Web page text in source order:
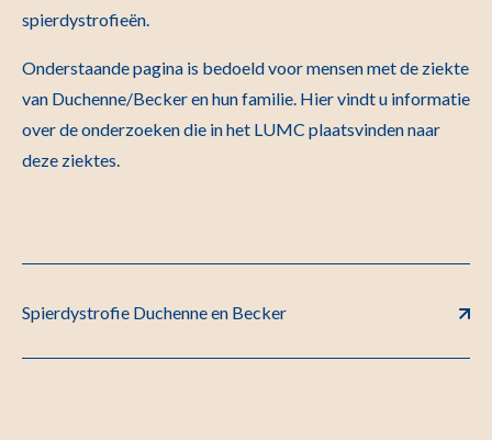
spierdystrofieën.
Onderstaande pagina is bedoeld voor mensen met de ziekte
van Duchenne/Becker en hun familie. Hier vindt u informatie
over de onderzoeken die in het LUMC plaatsvinden naar
deze ziektes.
Spierdystrofie Duchenne en Becker